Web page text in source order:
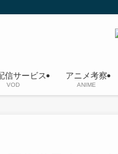
信サービス
VOD
アニメ考察
ANIME